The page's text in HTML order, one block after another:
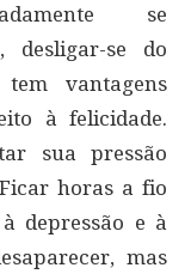
se
desligar-se do
vantagens
à felicidade.
sua pressão
horas a fio
depressão e à
mas